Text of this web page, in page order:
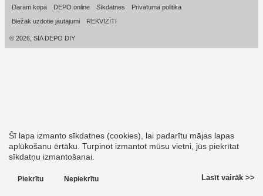
Šī lapa izmanto sīkdatnes (cookies), lai padarītu mājas lapas
aplūkošanu ērtāku. Turpinot izmantot mūsu vietni, jūs piekrītat
sīkdatņu izmantošanai.
Piekrītu Nepiekrītu Lasīt vairāk >>
Darām kopā
DEPO online Sīkdatnes
Privātuma politika
Biežāk uzdotie jautājumi
REKVIZĪTI
© 2026, SIA DEPO DIY